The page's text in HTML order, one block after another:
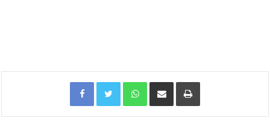
Facebook Twitter WhatsApp